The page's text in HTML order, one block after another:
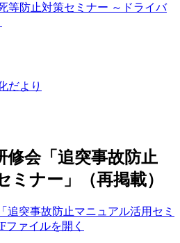
等防止対策セミナー ～ドライバ
だより
修会「追突事故防止
ミナー」（再掲載）
追突事故防止マニュアル活用セミ
ファイルを開く